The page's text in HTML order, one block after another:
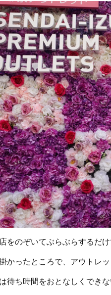
をのぞいてぶらぶらするだ
かったところで、アウトレ
待ち時間をおとなしくでき